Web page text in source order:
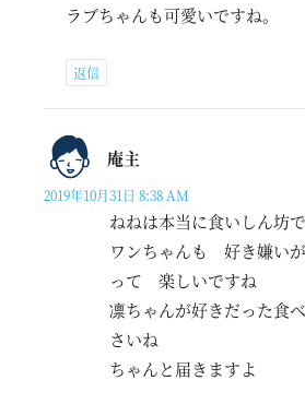
ラブちゃんも可愛いですね。
返信
庵主
2019年10月31日 8:38 AM
ねねは本当に食いしん坊
ワンちゃんも 好き嫌い
って 楽しいですね
凛ちゃんが好きだった食
さいね
ちゃんと届きますよ